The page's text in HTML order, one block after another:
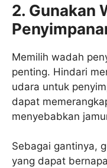
2. Gunakan
Memilih wadah
penting. Hindari
udara untuk
dapat
menyebabkan
Sebagai gantinya,
yang dapat